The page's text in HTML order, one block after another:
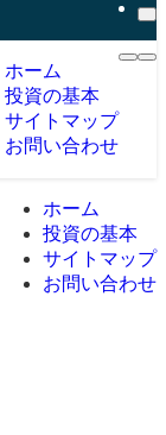
ホーム
投資の基本
サイトマップ
お問い合わせ
ホーム
投資の基本
サイトマップ
お問い合わせ